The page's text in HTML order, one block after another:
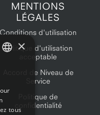
MENTIONS
LÉGALES
Conditions d'utilisation
Politique d'utilisation
acceptable
Accord de Niveau de
Service
Politique de
confidentialité
×
tous